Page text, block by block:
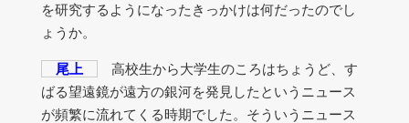
を研究するようになったきっかけは何だったのでし
ょうか。
尾上
高校生から大学生のころはちょうど、す
ばる望遠鏡が遠方の銀河を発見したというニュース
が頻繁に流れてくる時期でした。そういうニュース